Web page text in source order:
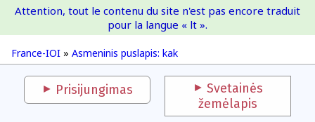
France-IOI
France-IOI » Asmeninis puslapis: kak
Attention, tout le contenu du site n'est pas encore traduit
pour la langue « lt ».
Prisijungimas
Svetainės
žemėlapis